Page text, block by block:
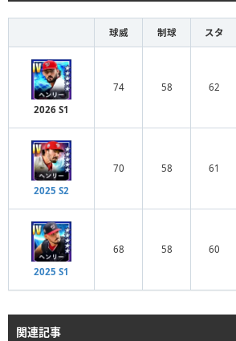
球威 制球 スタ
2026 S1
74 58 62
2025 S2
70 58 61
2025 S1
68 58 60
関連記事